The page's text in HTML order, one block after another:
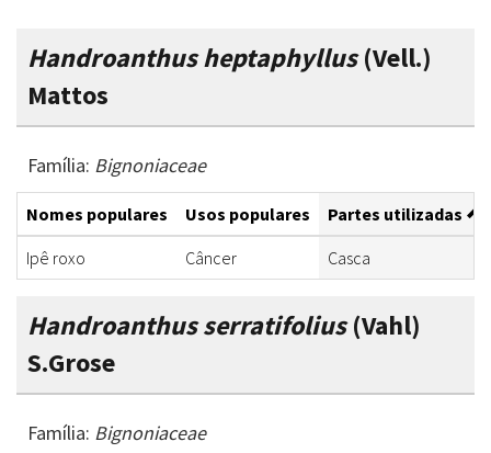
Handroanthus heptaphyllus(Vell.)
Mattos
Família: Bignoniaceae
Nomes populares Usos populares
Partes utilizadas
Ipê roxo
Câncer Casca
Handroanthus serratifolius(Vahl)
S.Grose
Família: Bignoniaceae